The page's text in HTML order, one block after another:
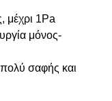
μέχρι 1Pa
μόνος-
σαφής και